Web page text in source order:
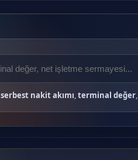
serbest nakit akımı,terminal değer,